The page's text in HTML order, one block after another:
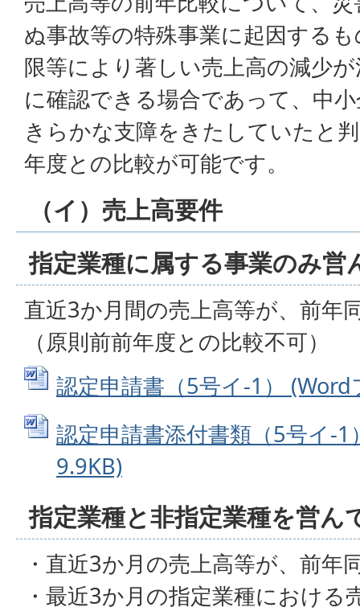
ぬ事故等の特殊事業に起因する
限等により著しい売上高の減少
に確認できる場合であって、中
きらかな支障をきたしていたと
年度との比較が可能です。
（イ）売上高要件
指定業種に属する事業のみ営
直近3か月間の売上高等が、前年
（原則前前年度との比較不可）
認定申請書（5号イ-1）
認定申請書添付書類（5号イ-
9.9KB)
指定業種と非指定業種を営ん
・直近3か月の売上高等が、前年
・最近3か月の指定業種における